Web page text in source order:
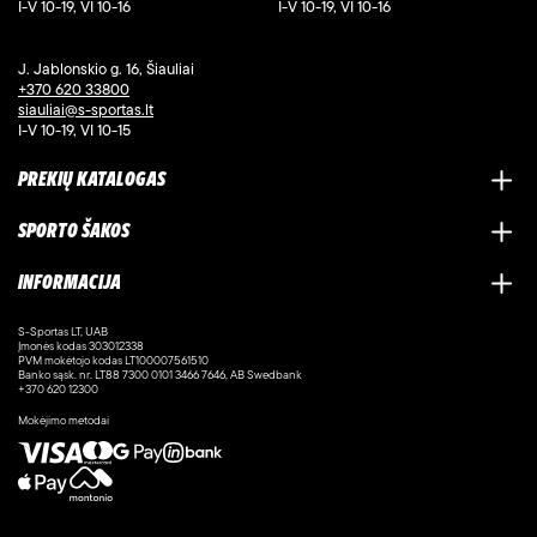
I-V 10-19, VI 10-16
I-V 10-19, VI 10-16
J. Jablonskio g. 16, Šiauliai
+370 620 33800
siauliai@s-sportas.lt
I-V 10-19, VI 10-15
PREKIŲ KATALOGAS
SPORTO ŠAKOS
INFORMACIJA
S-Sportas LT, UAB
Įmonės kodas 303012338
PVM mokėtojo kodas LT100007561510
Banko sąsk. nr. LT88 7300 0101 3466 7646, AB Swedbank
+370 620 12300
Mokėjimo metodai